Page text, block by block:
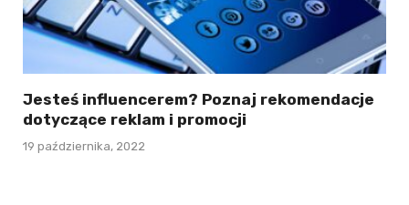
Jesteś influencerem? Poznaj rekomendacje
dotyczące reklam i promocji
19 października, 2022